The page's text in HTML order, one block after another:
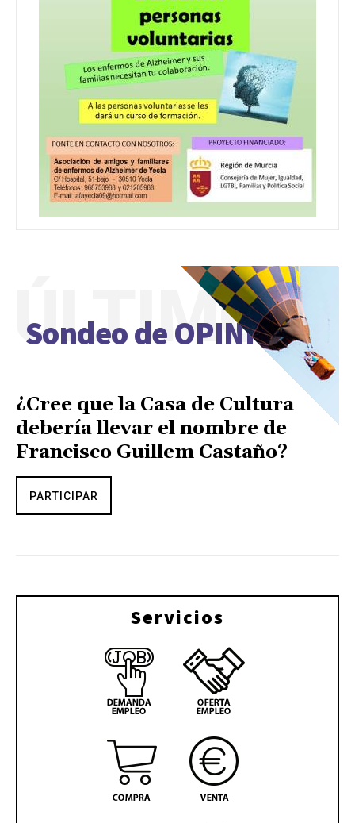
Sondeo de OPINIÓN
ÚLTIMO
¿Cree que la Casa de Cultura
debería llevar el nombre de
Francisco Guillem Castaño?
PARTICIPAR
Servicios